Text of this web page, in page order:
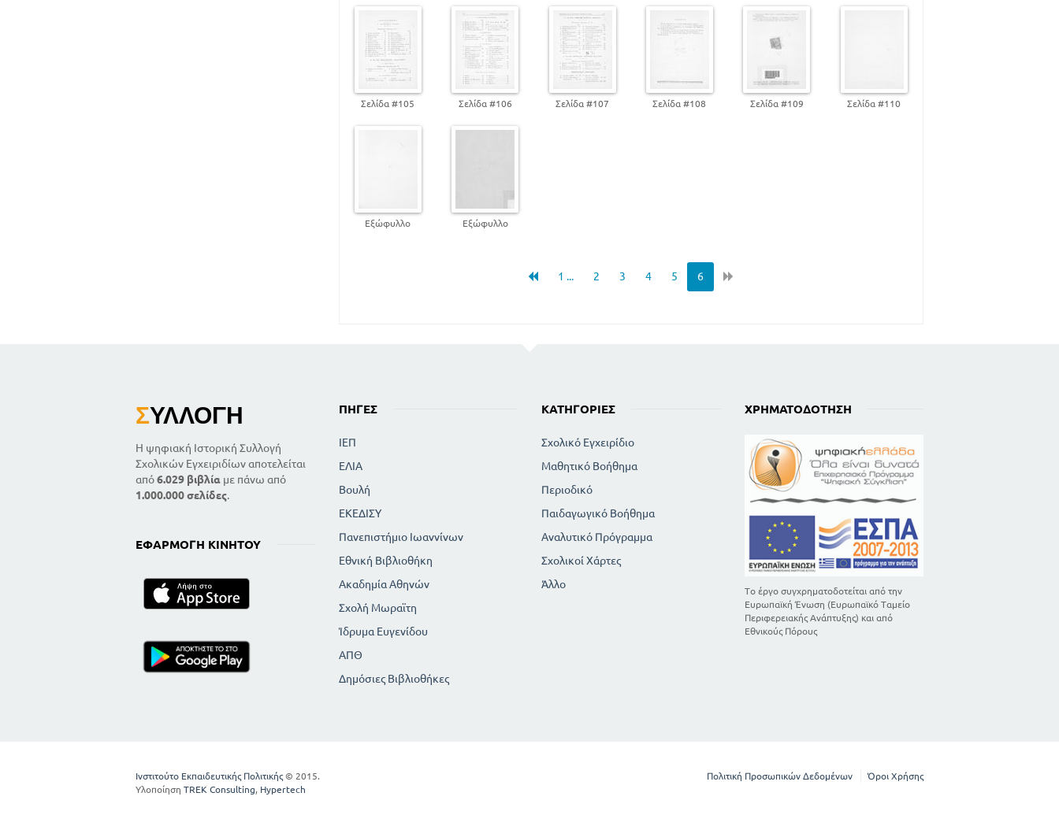
ΕΡΜΗΝΕΥΤΙΚΕΣ ΣΗΜΕΙΩΣΕΙΣ
77
Σελίδα #105 Σελίδα #106 Σελίδα #107 Σελίδα #108 Σελίδα #109 Σελίδα #110
Εξώφυλλο Εξώφυλλο
1 ... 2 3 4 5 6
ΣΥΛΛΟΓΉ
Η ψηφιακή Ιστορική Συλλογή
Σχολικών Εγχειριδίων αποτελείται
από6.029 βιβλία με πάνω από
1.000.000 σελίδες.
ΕΦΑΡΜΟΓΉ ΚΙΝΗΤΟΎ
ΠΗΓΈΣ
ΙΕΠ
ΕΛΙΑ
Βουλή
ΕΚΕΔΙΣΥ
Πανεπιστήμιο Ιωαννίνων
Εθνική Βιβλιοθήκη
Ακαδημία Αθηνών
Σχολή Μωραϊτη
Ίδρυμα Ευγενίδου
ΑΠΘ
Δημόσιες Βιβλιοθήκες
ΚΑΤΗΓΟΡΊΕΣ
Σχολικό Εγχειρίδιο
Μαθητικό Βοήθημα
Περιοδικό
Παιδαγωγικό Βοήθημα
Αναλυτικό Πρόγραμμα
Σχολικοί Χάρτες
Άλλο
ΧΡΗΜΑΤΟΔΌΤΗΣΗ
Το έργο συγχρηματοδοτείται από την
Ευρωπαϊκή Ένωση (Ευρωπαϊκό Ταμείο
Περιφερειακής Ανάπτυξης) και από
Εθνικούς Πόρους
Ινστιτούτο Εκπαιδευτικής Πολιτικής © 2015.
Υλοποίηση TREK Consulting, Hypertech
Πολιτική Προσωπικών Δεδομένων Όροι Χρήσης